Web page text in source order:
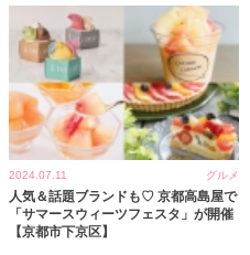
2024.07.11 グルメ
人気＆話題ブランドも♡ 京都高島屋で
「サマースウィーツフェスタ」が開催
【京都市下京区】